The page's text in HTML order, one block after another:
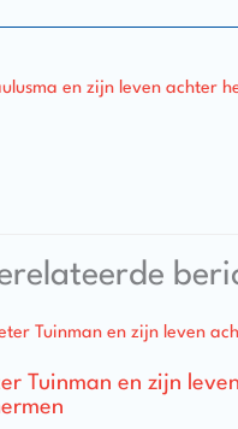
en zijn leven achter
Tuinman en zijn